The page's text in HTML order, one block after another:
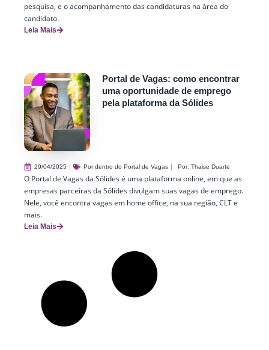
pesquisa, e o acompanhamento das candidaturas na área do
candidato.
Leia Mais
Portal de Vagas: como encontrar
uma oportunidade de emprego
pela plataforma da Sólides
29/04/2025 Por dentro do Portal de Vagas Por: Thaise Duarte
O Portal de Vagas da Sólides é uma plataforma online, em que as
empresas parceiras da Sólides divulgam suas vagas de emprego.
Nele, você encontra vagas em home office, na sua região, CLT e
mais.
Leia Mais